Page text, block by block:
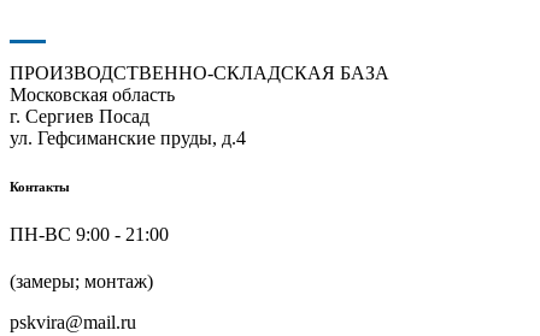
ПРОИЗВОДСТВЕННО-СКЛАДСКАЯ БАЗА
Московская область
г. Сергиев Посад
ул. Гефсиманские пруды, д.4
Контакты
ПН-ВС 9:00 - 21:00
(замеры; монтаж)
pskvira@mail.ru